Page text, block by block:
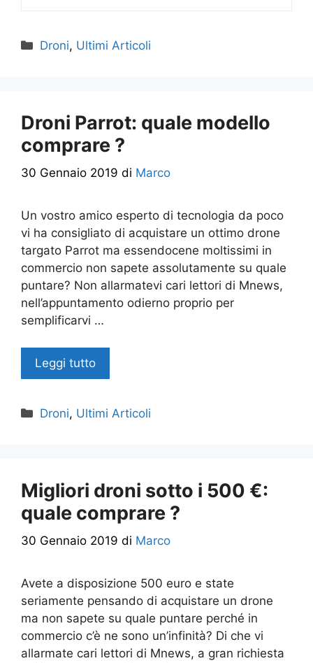
Categorie
Droni, Ultimi Articoli
Droni Parrot: quale modello
comprare ?
30 Gennaio 2019 di Marco
Un vostro amico esperto di tecnologia da poco
vi ha consigliato di acquistare un ottimo drone
targato Parrot ma essendocene moltissimi in
commercio non sapete assolutamente su quale
puntare? Non allarmatevi cari lettori di Mnews,
nell’appuntamento odierno proprio per
semplificarvi …
Leggi tutto
Categorie
Droni, Ultimi Articoli
Migliori droni sotto i 500 €:
quale comprare ?
30 Gennaio 2019 di Marco
Avete a disposizione 500 euro e state
seriamente pensando di acquistare un drone
ma non sapete su quale puntare perché in
commercio c’è ne sono un’infinità? Di che vi
allarmate cari lettori di Mnews, a gran richiesta